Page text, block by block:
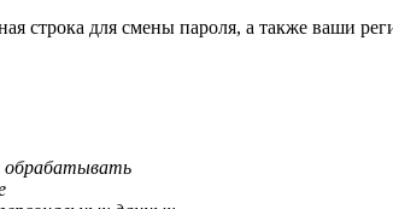
строка для смены пароля, а также ваши
обрабатывать